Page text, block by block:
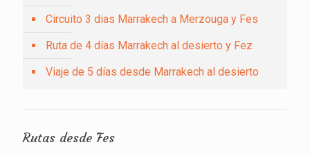
Circuito 3 dias Marrakech a Merzouga y Fes
Ruta de 4 días Marrakech al desierto y Fez
Viaje de 5 días desde Marrakech al desierto
Rutas desde Fes